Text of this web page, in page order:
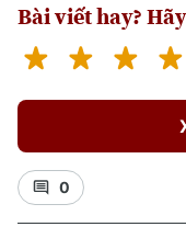
Bài viết hay?
0